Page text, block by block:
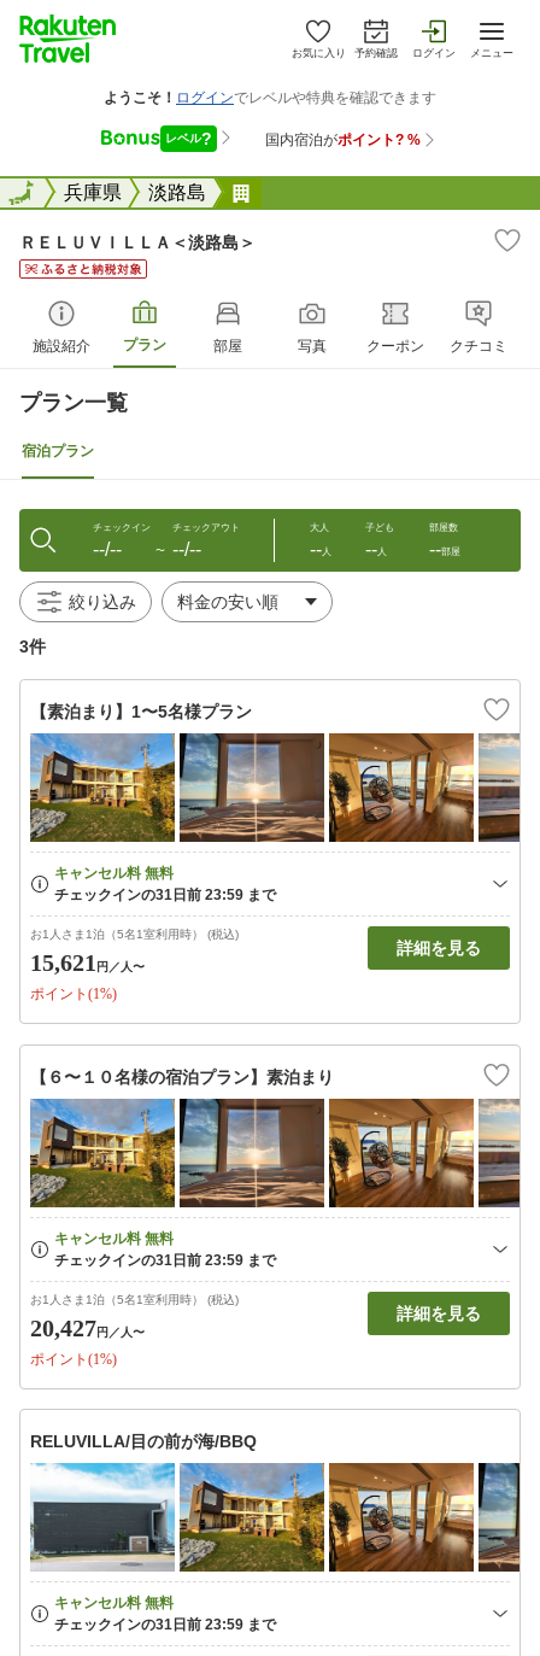
お気に入り 予約確認 ログイン メニュー
全国兵庫県 淡路島
全国
ＲＥＬＵＶＩＬＬＡ＜淡路島＞
施設紹介 プラン 部屋 写真 クーポン クチコミ
プラン一覧
宿泊プラン
チェックイン
--/-- 〜
チェックアウト
--/--
大人
--人
子ども
--人
部屋数
--部屋
絞り込み
3件
【素泊まり】1〜5名様プラン
お1人さま1泊（5名1室利用時） (税込)
15,621 円 ／人〜
ポイント(1%)
詳細を見る
【６〜１０名様の宿泊プラン】素泊まり
お1人さま1泊（5名1室利用時） (税込)
20,427円 ／人〜
ポイント(1%)
詳細を見る
RELUVILLA/目の前が海/BBQ